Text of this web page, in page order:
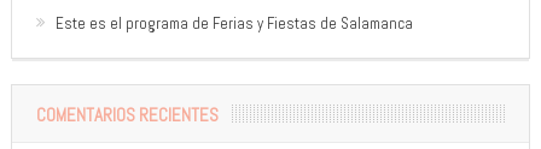
Este es el programa de Ferias y Fiestas de Salamanca
COMENTARIOS RECIENTES